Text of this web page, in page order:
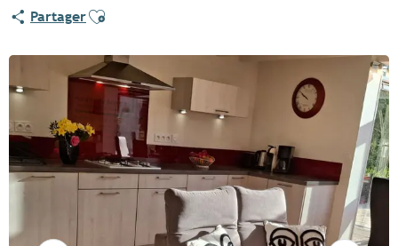
PartagerAjouter aux favoris